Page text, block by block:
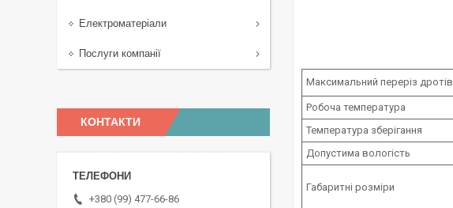
Максимальний переріз дротів
Робоча температура
Температура зберігання
Допустима вологість
Габаритні розміри
Електроматеріали
Послуги компанії
КОНТАКТИ
+380 (99) 477-66-86